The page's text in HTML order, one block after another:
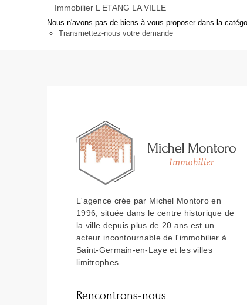
Immobilier L ETANG LA VILLE
Nous n'avons pas de biens à vous proposer dans la
Transmettez-nous votre demande
L'agence crée par Michel Montoro en
1996, située dans le centre historique de
la ville depuis plus de 20 ans est un
acteur incontournable de l'immobilier à
Saint-Germain-en-Laye et les villes
limitrophes.
Rencontrons-nous